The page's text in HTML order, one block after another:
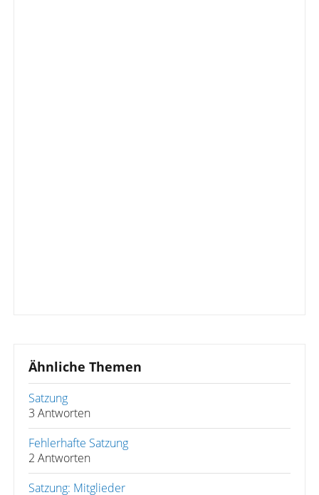
Ähnliche Themen
Satzung
3 Antworten
Fehlerhafte Satzung
2 Antworten
Satzung: Mitglieder